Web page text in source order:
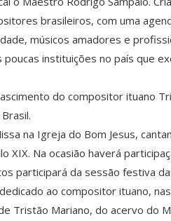
brasileiros, com uma
músicos amadores e
instituições no país que
do compositor ituano
na Igreja do Bom Jesus,
Na ocasião haverá
participará da sessão festiva
ao compositor ituano,
Tristão Mariano, do acervo